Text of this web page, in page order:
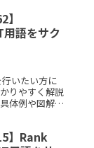
語をサク
いたい方に
りやすく解説
体例や図解を
】Rank